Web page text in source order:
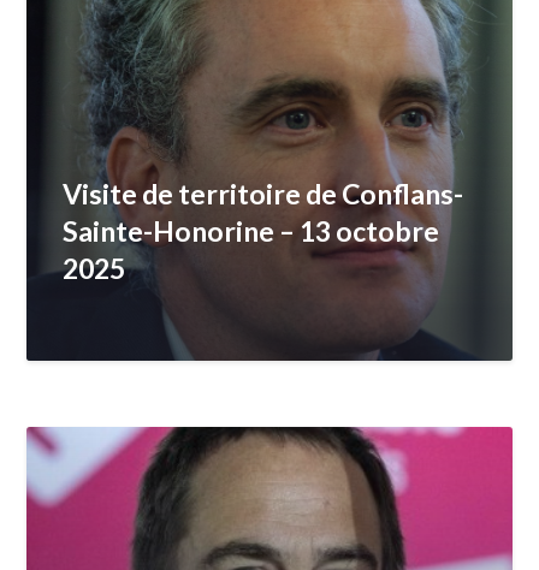
Visite de territoire de Conflans-
Sainte-Honorine – 13 octobre
2025